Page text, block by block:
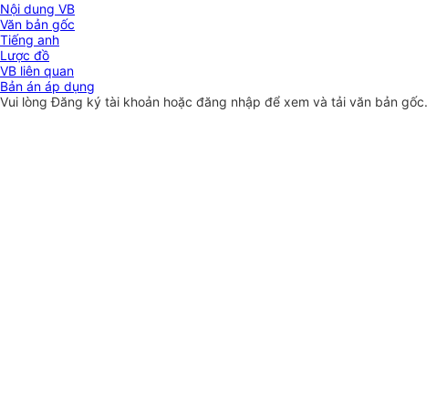
Nội dung VB
Văn bản gốc
Tiếng anh
Lược đồ
VB liên quan
Bản án áp dụng
Vui lòngĐăng ký tài khoản hoặc đăng nhập để xem và tải văn bản gốc.